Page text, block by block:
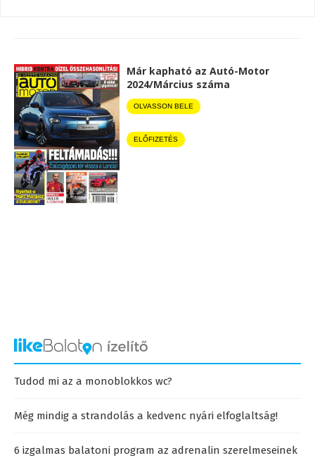
Már kapható az Autó-Motor
2024/Március száma
OLVASSON BELE
ELŐFIZETÉS
Tudod mi az a monoblokkos wc?
Még mindig a strandolás a kedvenc nyári elfoglaltság!
6 izgalmas balatoni program az adrenalin szerelmeseinek